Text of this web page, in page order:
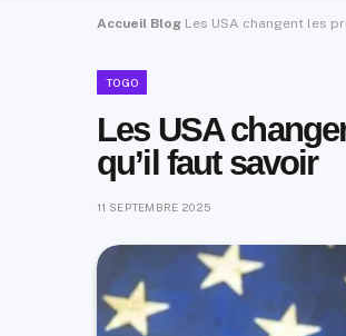
Accueil Blog Les USA changent les
TOGO
Les USA
qu’il faut savoir
11 SEPTEMBRE 2025